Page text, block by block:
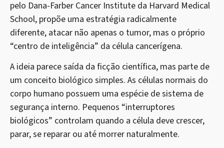
pelo Dana-Farber Cancer Institute da Harvard Medical
School, propõe uma estratégia radicalmente
diferente, atacar não apenas o tumor, mas o próprio
“centro de inteligência” da célula cancerígena.
A ideia parece saída da ficção científica, mas parte de
um conceito biológico simples. As células normais do
corpo humano possuem uma espécie de sistema de
segurança interno. Pequenos “interruptores
biológicos” controlam quando a célula deve crescer,
parar, se reparar ou até morrer naturalmente.